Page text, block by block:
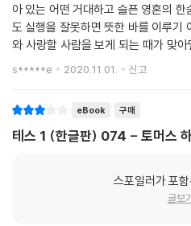
아 있는 어떤 거대하고 슬픈 영혼의
도 실행을 잘못하면 뜻한 바를 이루기
와 사랑할 사람을 보게 되는 때가 맞
그녀에 대한 클레어의 관심에 진지하
s*****e 2020.11.01. 신고
eBook 구매
테스 1 (한글판) 074 - 토머스
스포일러가 포
글보